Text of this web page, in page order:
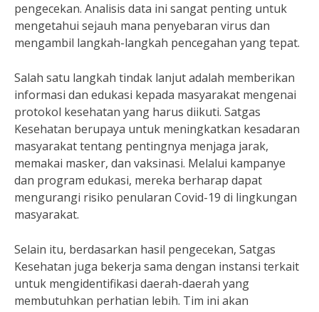
pengecekan. Analisis data ini sangat penting untuk
mengetahui sejauh mana penyebaran virus dan
mengambil langkah-langkah pencegahan yang tepat.
Salah satu langkah tindak lanjut adalah memberikan
informasi dan edukasi kepada masyarakat mengenai
protokol kesehatan yang harus diikuti. Satgas
Kesehatan berupaya untuk meningkatkan kesadaran
masyarakat tentang pentingnya menjaga jarak,
memakai masker, dan vaksinasi. Melalui kampanye
dan program edukasi, mereka berharap dapat
mengurangi risiko penularan Covid-19 di lingkungan
masyarakat.
Selain itu, berdasarkan hasil pengecekan, Satgas
Kesehatan juga bekerja sama dengan instansi terkait
untuk mengidentifikasi daerah-daerah yang
membutuhkan perhatian lebih. Tim ini akan